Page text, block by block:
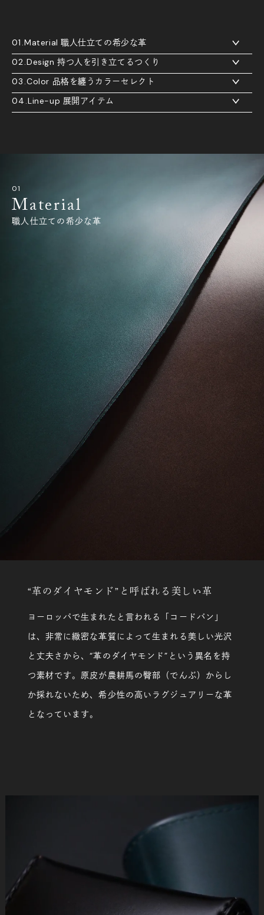
Material 職人仕立ての希少な革
Design 持つ人を引き立てるつくり
Color 品格を纏うカラーセレクト
Line-up 展開アイテム
Material
職人仕立ての希少な革
“革のダイヤモンド”と呼ばれる美しい革
ヨーロッパで生まれたと言われる「コードバン」
は、非常に緻密な革質によって生まれる美しい光沢
と丈夫さから、“革のダイヤモンド”という異名を持
つ素材です。原皮が農耕馬の臀部（でんぶ）からし
か採れないため、希少性の高いラグジュアリーな革
となっています。